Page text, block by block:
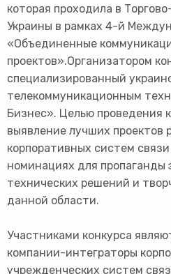
которая проходила в
Украины в рамках 4-й
«Объединенные
проектов».Организатором
специализированный
телекоммуникационным
Бизнес». Целью проведения
выявление лучших проектов
корпоративных систем
номинациях для пропаганды
технических решений и
данной области.
Участниками конкурса
компании-интеграторы
учрежденческих систем